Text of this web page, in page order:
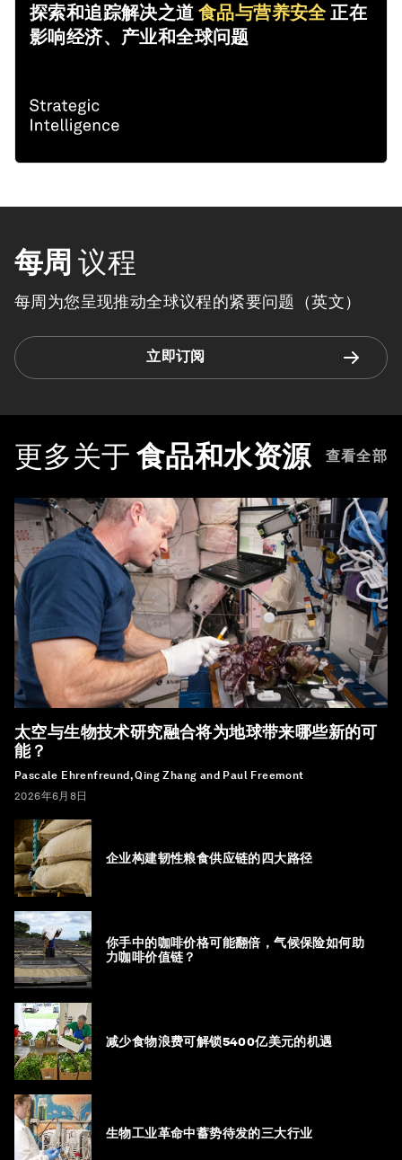
探索和追踪解决之道 食品与营养安全 正在
影响经济、产业和全球问题
每周 议程
每周为您呈现推动全球议程的紧要问题（英文）
立即订阅
更多关于 食品和水资源 查看全部
太空与生物技术研究融合将为地球带来哪些新的可
能？
Pascale Ehrenfreund, Qing Zhang and Paul Freemont
2026年6月8日
企业构建韧性粮食供应链的四大路径
你手中的咖啡价格可能翻倍，气候保险如何助
力咖啡价值链？
减少食物浪费可解锁5400亿美元的机遇
生物工业革命中蓄势待发的三大行业